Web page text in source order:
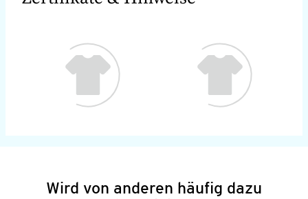
Wird von anderen häufig dazu